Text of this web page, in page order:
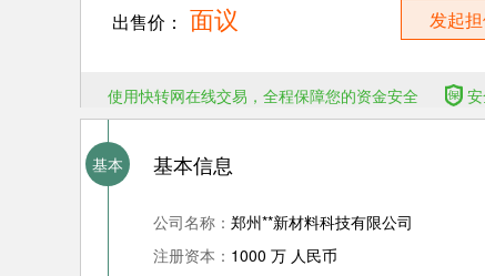
出售价： 面议 发起
使用快转网在线交易，全程保障您的资金安全
基本 基本信息
公司名称： 郑州**新材料科技有限公司
注册资本： 1000 万 人民币